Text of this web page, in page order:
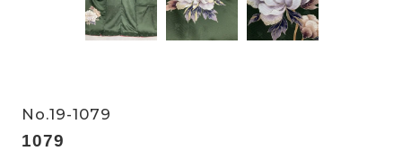
No.19-1079
1079